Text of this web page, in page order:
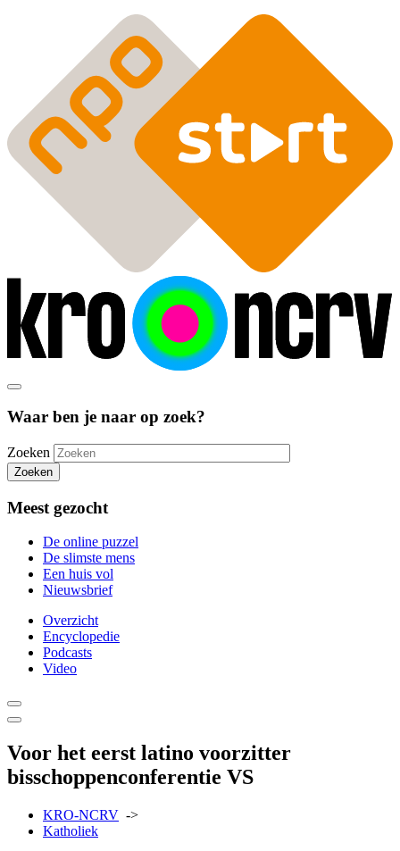
Waar ben je naar op zoek?
Zoeken
Zoeken
Meest gezocht
De online puzzel
De slimste mens
Een huis vol
Nieuwsbrief
Overzicht
Encyclopedie
Podcasts
Video
Voor het eerst latino voorzitter
bisschoppenconferentie VS
KRO-NCRV ->
Katholiek